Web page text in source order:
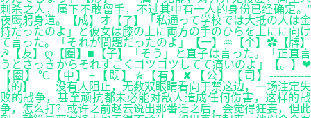
刺杀之人，属下不敢留手，不过其中有一人的身份已经确定。”
夜鹰躬身道。【成】オ【了】「私通って学校では大抵の人は金
持だったのよ」と彼女は膝の上に両方の手のひらを上にに向け
て言った。「それが問題だったのよ」【一】♒【个】✿【牌】
☭【友】ღ【圈】■【子】「そう」と直子は言った。「正直言
うとさっきからそれすごくゴツゴツしてて痛いのよ」【。】❤
【圈】℃【中】÷【既】✯【有】✘【公】【司】------------
【的】 没有人阻止，无数双眼睛看向于禁这边，一场注定失
败的战争，甚至顽抗都未必能对敌人造成任何伤害，这样的战
争，怎么打？或许之前赵云说出那番话之后，会觉得狂妄，但此